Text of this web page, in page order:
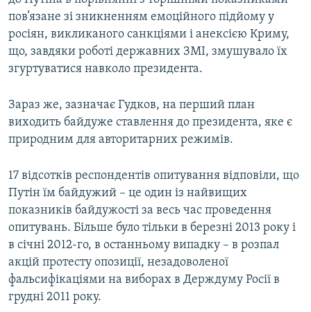
Усі сайти RFE/RL
пов’язане зі зникненням емоційного підйому у
росіян, викликаного санкціями і анексією Криму,
що, завдяки роботі державних ЗМІ, змушувало їх
згуртуватися навколо президента.
Зараз же, зазначає Гудков, на перший план
виходить байдуже ставлення до президента, яке є
природним для авторитарних режимів.
17 відсотків респондентів опитування відповіли, що
Путін їм байдужий – це один із найвищих
показників байдужості за весь час проведення
опитувань. Більше було тільки в березні 2013 року і
в січні 2012-го, в останньому випадку – в розпал
акцій протесту опозиції, незадоволеної
фальсифікаціями на виборах в Держдуму Росії в
грудні 2011 року.